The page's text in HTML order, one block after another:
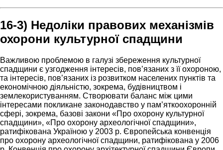
16-3) Недоліки правових механізмів
охорони культурної спадщини
Важливою проблемою в галузі збереження культурної
спадщини є узгодження інтересів, пов’язаних з її охороною,
та інтересів, пов’язаних із розвитком населених пунктів та
економічною діяльністю, зокрема, будівництвом і
землекористуванням. Створювати баланс між цими
інтересами покликане законодавство у пам’яткоохоронній
сфері, зокрема, базові закони «Про охорону культурної
спадщини», «Про охорону археологічної спадщини»,
ратифікована Україною у 2003 р. Європейська конвенція
про охорону археологічної спадщини, ратифікована у 2006